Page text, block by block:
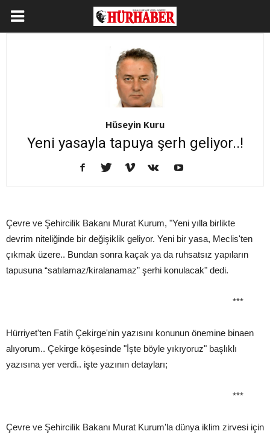
Hüseyin Kuru
Yeni yasayla tapuya şerh geliyor..!
Çevre ve Şehircilik Bakanı Murat Kurum, "Yeni yılla birlikte
devrim niteliğinde bir değişiklik geliyor. Yeni bir yasa, Meclis'ten
çıkmak üzere.. Bundan sonra kaçak ya da ruhsatsız yapıların
tapusuna “satılamaz/kiralanamaz” şerhi konulacak" dedi.
***
Hürriyet'ten Fatih Çekirge'nin yazısını konunun önemine binaen
alıyorum.. Çekirge köşesinde "İşte böyle yıkıyoruz" başlıklı
yazısına yer verdi.. işte yazının detayları;
***
Çevre ve Şehircilik Bakanı Murat Kurum'la dünya iklim zirvesi için